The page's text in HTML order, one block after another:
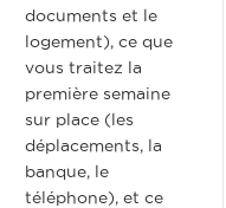
documents et le
logement), ce que
vous traitez la
première semaine
sur place (les
déplacements, la
banque, le
téléphone), et ce